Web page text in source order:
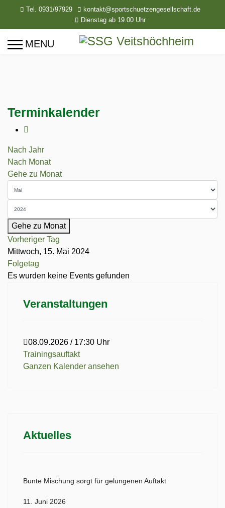
Tel. 0931/97929
kontakt@sportschuetzengesellschaft.de
Dienstag ab 19.00 Uhr
Terminkalender
Nach Jahr
Nach Monat
Gehe zu Monat
Gehe zu Monat
Vorheriger Tag
Mittwoch, 15. Mai 2024
Folgetag
Es wurden keine Events gefunden
Veranstaltungen
08.09.2026 / 17:30 Uhr
Trainingsauftakt
Ganzen Kalender ansehen
Aktuelles
Bunte Mischung sorgt für gelungenen Auftakt
11. Juni 2026